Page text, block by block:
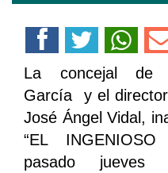
La concejal de
García y el
José Ángel Vidal,
“EL
pasado